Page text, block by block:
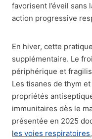
favorisent l’éveil sans
action progressive
En hiver, cette
supplémentaire. Le
périphérique et
Les tisanes de thym
propriétés
immunitaires dès le
présentée en 2025
les voies respiratoires